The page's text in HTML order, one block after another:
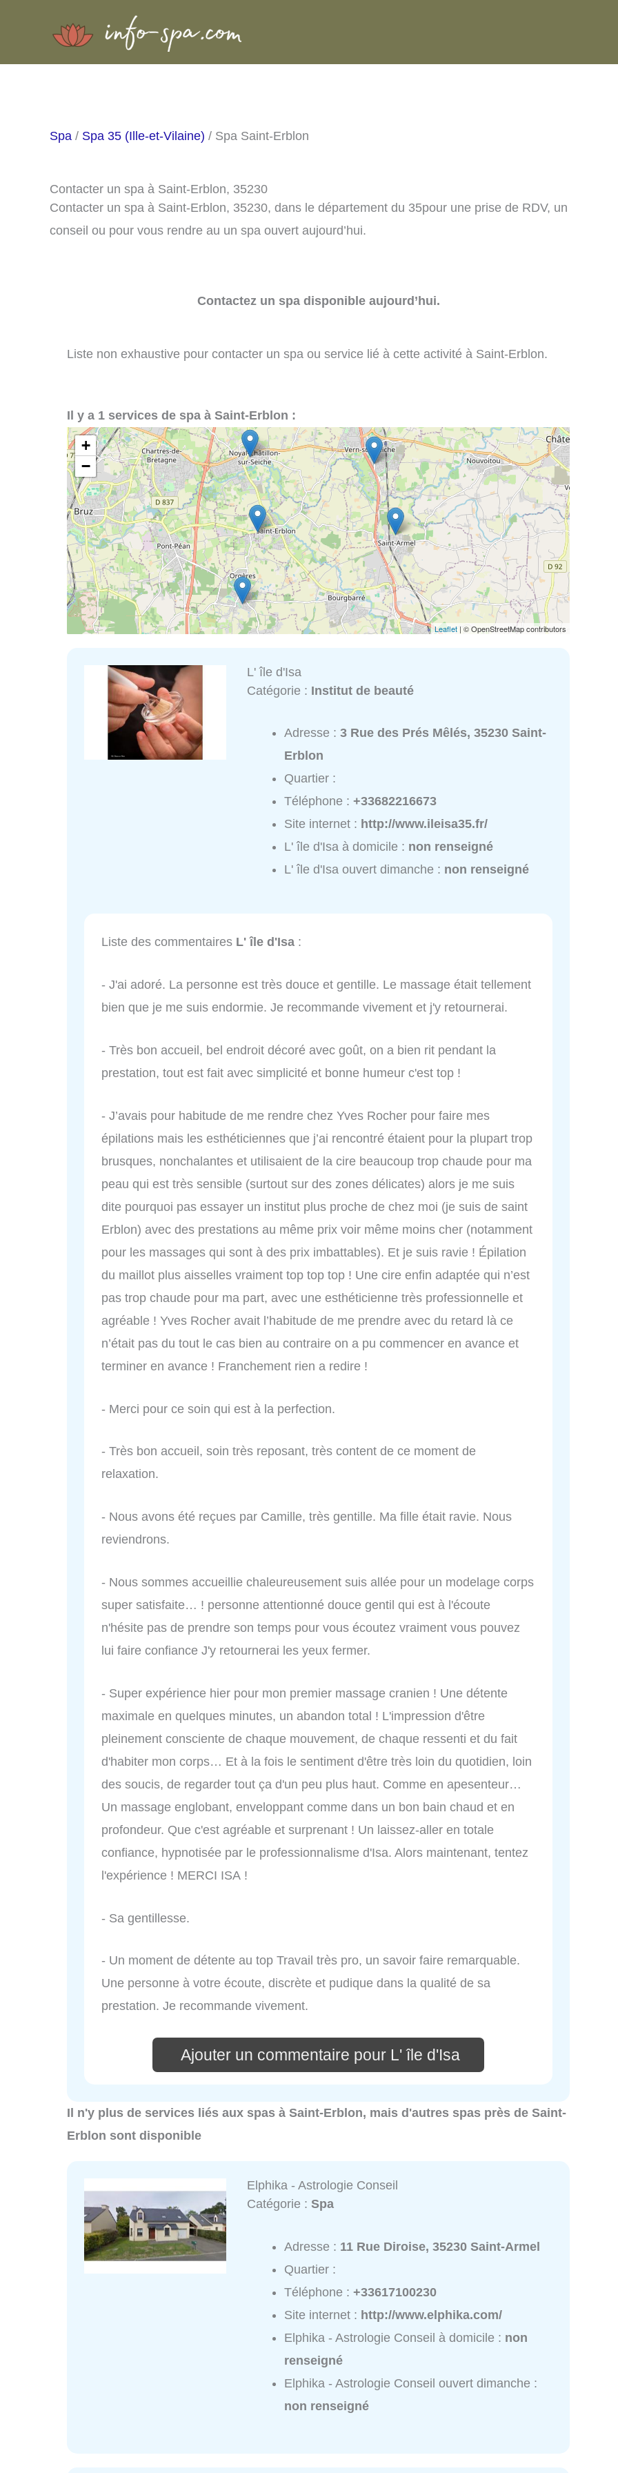
Spa / Spa 35 (Ille-et-Vilaine) / Spa Saint-Erblon
Contacter un spa à Saint-Erblon, 35230
Contacter un spa à Saint-Erblon, 35230, dans le département du 35pour une prise de RDV, un
conseil ou pour vous rendre au un spa ouvert aujourd’hui.
Contactez un spa disponible aujourd’hui.
Liste non exhaustive pour contacter un spa ou service lié à cette activité à Saint-Erblon.
Il y a 1 services de spa à Saint-Erblon :
+
−
Leaflet | © OpenStreetMap contributors
L' île d'Isa
Catégorie : Institut de beauté
Adresse :3 Rue des Prés Mêlés, 35230 Saint-
Erblon
Quartier :
Téléphone :+33682216673
Site internet : http://www.ileisa35.fr/
L' île d'Isa à domicile : non renseigné
L' île d'Isa ouvert dimanche : non renseigné
Liste des commentaires L' île d'Isa :
- J'ai adoré. La personne est très douce et gentille. Le massage était tellement
bien que je me suis endormie. Je recommande vivement et j'y retournerai.
- Très bon accueil, bel endroit décoré avec goût, on a bien rit pendant la
prestation, tout est fait avec simplicité et bonne humeur c'est top !
- J’avais pour habitude de me rendre chez Yves Rocher pour faire mes
épilations mais les esthéticiennes que j’ai rencontré étaient pour la plupart trop
brusques, nonchalantes et utilisaient de la cire beaucoup trop chaude pour ma
peau qui est très sensible (surtout sur des zones délicates) alors je me suis
dite pourquoi pas essayer un institut plus proche de chez moi (je suis de saint
Erblon) avec des prestations au même prix voir même moins cher (notamment
pour les massages qui sont à des prix imbattables). Et je suis ravie ! Épilation
du maillot plus aisselles vraiment top top top ! Une cire enfin adaptée qui n’est
pas trop chaude pour ma part, avec une esthéticienne très professionnelle et
agréable ! Yves Rocher avait l’habitude de me prendre avec du retard là ce
n’était pas du tout le cas bien au contraire on a pu commencer en avance et
terminer en avance ! Franchement rien a redire !
- Merci pour ce soin qui est à la perfection.
- Très bon accueil, soin très reposant, très content de ce moment de
relaxation.
- Nous avons été reçues par Camille, très gentille. Ma fille était ravie. Nous
reviendrons.
- Nous sommes accueillie chaleureusement suis allée pour un modelage corps
super satisfaite… ! personne attentionné douce gentil qui est à l'écoute
n'hésite pas de prendre son temps pour vous écoutez vraiment vous pouvez
lui faire confiance J'y retournerai les yeux fermer.
- Super expérience hier pour mon premier massage cranien ! Une détente
maximale en quelques minutes, un abandon total ! L'impression d'être
pleinement consciente de chaque mouvement, de chaque ressenti et du fait
d'habiter mon corps… Et à la fois le sentiment d'être très loin du quotidien, loin
des soucis, de regarder tout ça d'un peu plus haut. Comme en apesenteur…
Un massage englobant, enveloppant comme dans un bon bain chaud et en
profondeur. Que c'est agréable et surprenant ! Un laissez-aller en totale
confiance, hypnotisée par le professionnalisme d'Isa. Alors maintenant, tentez
l'expérience ! MERCI ISA !
- Sa gentillesse.
- Un moment de détente au top Travail très pro, un savoir faire remarquable.
Une personne à votre écoute, discrète et pudique dans la qualité de sa
prestation. Je recommande vivement.
Ajouter un commentaire pour L' île d'Isa
Il n'y plus de services liés aux spas à Saint-Erblon, mais d'autres spas près de Saint-
Erblon sont disponible
Elphika - Astrologie Conseil
Catégorie :Spa
Adresse : 11 Rue Diroise, 35230 Saint-Armel
Quartier :
Téléphone :+33617100230
Site internet : http://www.elphika.com/
Elphika - Astrologie Conseil à domicile : non
renseigné
Elphika - Astrologie Conseil ouvert dimanche :
non renseigné